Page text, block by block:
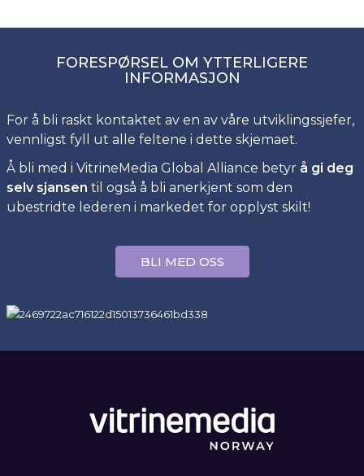
FORESPØRSEL OM YTTERLIGERE
INFORMASJON
For å bli raskt kontaktet av en av våre utviklingssjefer,
vennligst fyll ut alle feltene i dette skjemaet.
Å bli med i VitrineMedia Global Alliance betyr å gi deg
selv sjansen til også å bli anerkjent som den
ubestridte lederen i markedet for opplyst skilt!
BLI MED OSS